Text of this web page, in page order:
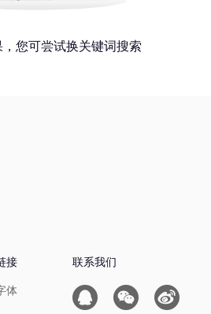
您可尝试换关键词搜索
接
体
联系我们